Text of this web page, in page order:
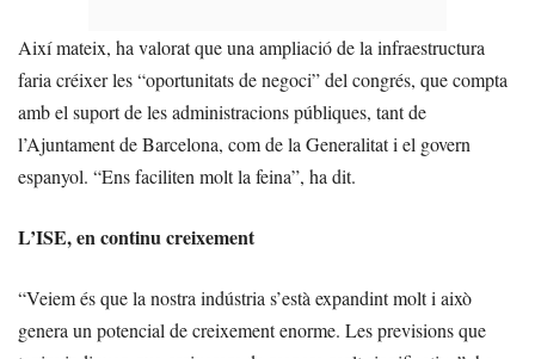
Així mateix, ha valorat que una ampliació de la infraestructura
faria créixer les “oportunitats de negoci” del congrés, que compta
amb el suport de les administracions públiques, tant de
l’Ajuntament de Barcelona, com de la Generalitat i el govern
espanyol. “Ens faciliten molt la feina”, ha dit.
L’ISE, en continu creixement
“Veiem és que la nostra indústria s’està expandint molt i això
genera un potencial de creixement enorme. Les previsions que